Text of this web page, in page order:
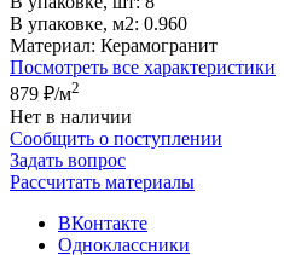
В упаковке, м2: 0.960
Материал: Керамогранит
Посмотреть все характеристики
879 ₽/м2
Нет в наличии
Сообщить о поступлении
Задать вопрос
Рассчитать материалы
ВКонтакте
Одноклассники